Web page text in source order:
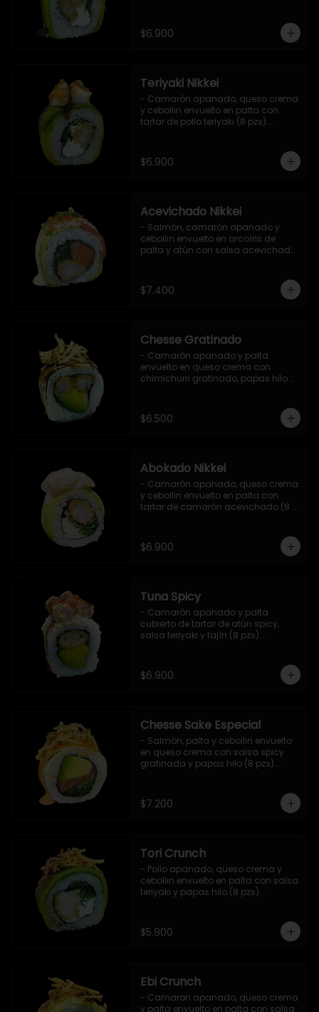
$6.900
Teriyaki Nikkei
- Camarón apanado, queso crema
y cebollin envuelto en palta con
tartar de pollo teriyaki (8 pzs).
$6.900
Acevichado Nikkei
- Salmón, camarón apanado y
cebollin envuelto en arcoíris de
palta y atún con salsa acevichada,
$7.400
Chesse Gratinado
- Camarón apanado y palta
envuelto en queso crema con
chimichurri gratinado, papas hilo y
$6.500
Abokado Nikkei
- Camarón apanado, queso crema
y cebollin envuelto en palta con
tartar de camarón acevichado (8
$6.900
Tuna Spicy
- Camarón apanado y palta
cubierto de tartar de atún spicy,
salsa teriyaki y tajín (8 pzs).
$6.900
Chesse Sake Especial
- Salmón, palta y cebollin envuelto
en queso crema con salsa spicy
gratinada y papas hilo (8 pzs).
$7.200
Tori Crunch
- Pollo apanado, queso crema y
cebollin envuelto en palta con salsa
teriyaki y papas hilo (8 pzs).
$5.900
Ebi Crunch
- Camaron apanado, queso crema
y palta envuelto en palta con salsa